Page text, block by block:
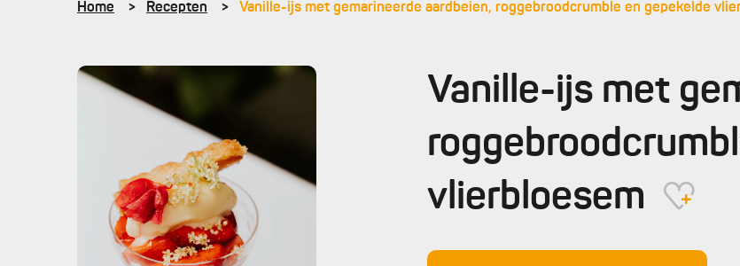
Home Recepten Vanille-ijs met gemarineerde aardbeien, roggebroodcrumble en gepekelde
Vanille-ijs met
vlierbloesem